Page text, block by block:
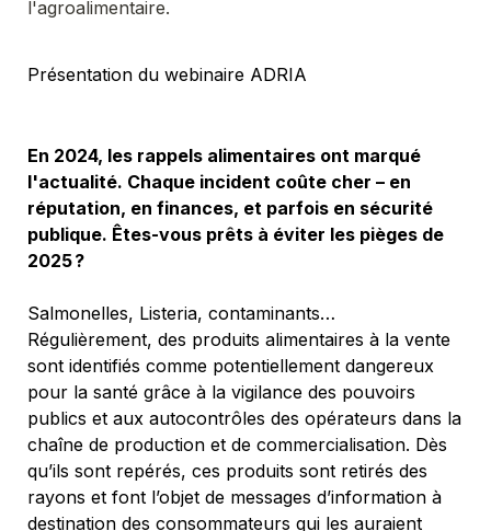
l'agroalimentaire.
Présentation du webinaire ADRIA
En 2024, les rappels alimentaires ont marqué
l'actualité. Chaque incident coûte cher – en
réputation, en finances, et parfois en sécurité
publique. Êtes-vous prêts à éviter les pièges de
2025 ?
Salmonelles, Listeria, contaminants…
Régulièrement, des produits alimentaires à la vente
sont identifiés comme potentiellement dangereux
pour la santé grâce à la vigilance des pouvoirs
publics et aux autocontrôles des opérateurs dans la
chaîne de production et de commercialisation. Dès
qu’ils sont repérés, ces produits sont retirés des
rayons et font l’objet de messages d’information à
destination des consommateurs qui les auraient